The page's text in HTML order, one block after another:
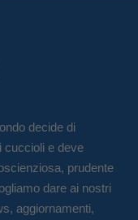
decide di
cuccioli e deve
prudente
dare ai nostri
aggiornamenti,